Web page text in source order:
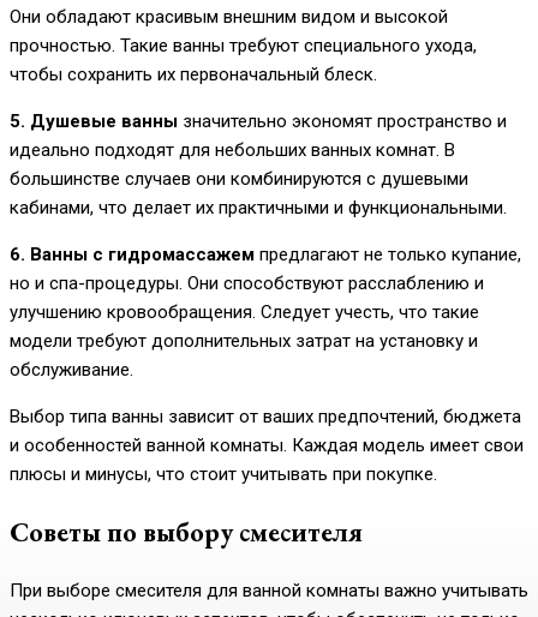
Они обладают красивым внешним видом и высокой
прочностью. Такие ванны требуют специального ухода,
чтобы сохранить их первоначальный блеск.
5. Душевые ванны значительно экономят пространство и
идеально подходят для небольших ванных комнат. В
большинстве случаев они комбинируются с душевыми
кабинами, что делает их практичными и функциональными.
6. Ванны с гидромассажем предлагают не только купание,
но и спа-процедуры. Они способствуют расслаблению и
улучшению кровообращения. Следует учесть, что такие
модели требуют дополнительных затрат на установку и
обслуживание.
Выбор типа ванны зависит от ваших предпочтений, бюджета
и особенностей ванной комнаты. Каждая модель имеет свои
плюсы и минусы, что стоит учитывать при покупке.
Советы по выбору смесителя
При выборе смесителя для ванной комнаты важно учитывать